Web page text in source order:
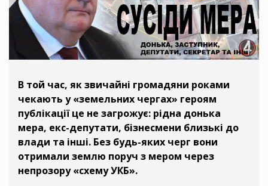
В той час, як звичайні громадяни роками
чекають у «земельних чергах» героям
публікації це не загрожує: рідна донька
мера, екс-депутати, бізнесмени близькі до
влади та інші. Без будь-яких черг вони
отримали землю поруч з мером через
непрозору «схему УКБ».